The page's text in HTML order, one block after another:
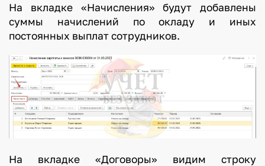
На вкладке «Начисления» будут добавлены
суммы начислений по окладу и иных
постоянных выплат сотрудников.
На вкладке «Договоры» видим строку